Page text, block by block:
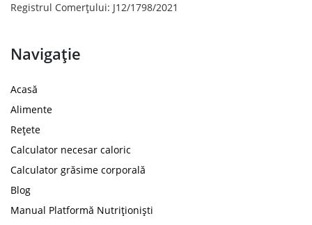
Registrul Comerțului: J12/1798/2021
Navigație
Acasă
Alimente
Rețete
Calculator necesar caloric
Calculator grăsime corporală
Blog
Manual Platformă Nutriționiști